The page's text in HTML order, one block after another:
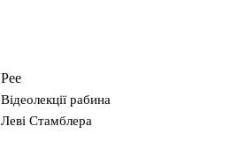
Рее
Відеолекції рабина
Леві Стамблера